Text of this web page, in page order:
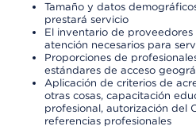
Tamaño y datos
prestará servicio
El inventario de
atención necesarios para
Proporciones de
estándares de acceso
Aplicación de criterios de
otras cosas, capacitación
profesional, autorización del
referencias profesionales